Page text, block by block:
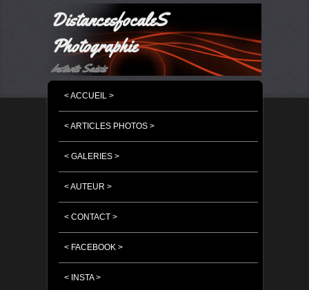
DistancesfocaleS
Photographie
Instants Saisis
MASQUER LA NAVIGATION PRINCIPALE
MASQUER LA NAVIGATION SECONDAIRE
< ACCUEIL >
< ARTICLES PHOTOS >
< GALERIES >
< AUTEUR >
< CONTACT >
< FACEBOOK >
< INSTA >